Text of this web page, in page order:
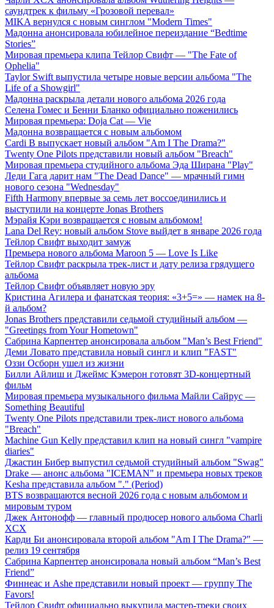
саундтрек к фильму «Грозовой перевал»
MIKA вернулся с новым синглом "Modern Times"
Мадонна анонсировала юбилейное переиздание “Bedtime
Stories”
Мировая премьера клипа Тейлор Свифт — "The Fate of
Ophelia"
Taylor Swift выпустила четыре новые версии альбома "The
Life of a Showgirl"
Мадонна раскрыла детали нового альбома 2026 года
Селена Гомес и Бенни Бланко официально поженились
Мировая премьера: Doja Cat — Vie
Мадонна возвращается с новым альбомом
Cardi B выпускает новый альбом "Am I The Drama?"
Twenty One Pilots представили новый альбом "Breach"
Мировая премьера студийного альбома Эда Ширана "Play"
Леди Гага дарит нам "The Dead Dance" — мрачный гимн
нового сезона "Wednesday"
Fifth Harmony впервые за семь лет воссоединились и
выступили на концерте Jonas Brothers
Мэрайя Кэри возвращается с новым альбомом!
Lana Del Rey: новый альбом Stove выйдет в январе 2026 года
Тейлор Свифт выходит замуж
Премьера нового альбома Maroon 5 — Love Is Like
Тейлор Свифт раскрыла трек-лист и дату релиза грядущего
альбома
Тейлор Свифт объявляет новую эру
Кристина Агилера и фанатская теория: «3+5=» — намек на 8-
й альбом?
Jonas Brothers представили седьмой студийный альбом —
"Greetings from Your Hometown"
Сабрина Карпентер анонсировала альбом "Man’s Best Friend"
Деми Ловато представила новый сингл и клип "FAST"
Оззи Осборн ушел из жизни
Билли Айлиш и Джеймс Кэмерон готовят 3D-концертный
фильм
Мировая премьера музыкального фильма Майли Сайрус —
Something Beautiful
Twenty One Pilots представили трек-лист нового альбома
"Breach"
Machine Gun Kelly представил клип на новый сингл "vampire
diaries"
Джастин Бибер выпустил седьмой студийный альбом "Swag"
Drake — анонс альбома "ICEMAN" и премьера новых треков
Kesha представила альбом "." (Period)
BTS возвращаются весной 2026 года с новым альбомом и
мировым туром
Джек Антонофф — главный продюсер нового альбома Charli
XCX
Карди Би анонсировала второй альбом "Am I The Drama?" —
релиз 19 сентября
Сабрина Карпентер анонсировала новый альбом “Man’s Best
Friend”
Финнеас и Ashe представили новый проект — группу The
Favors!
Тейлор Свифт официально выкупила мастер-треки своих